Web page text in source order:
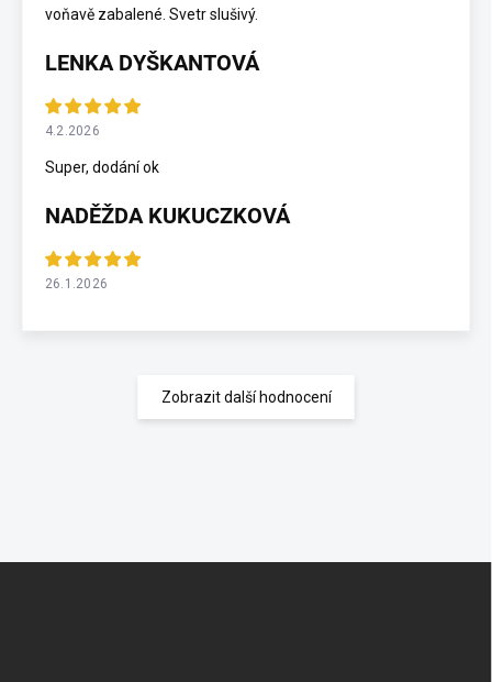
voňavě zabalené. Svetr slušivý.
LENKA DYŠKANTOVÁ
4.2.2026
Super, dodání ok
NADĚŽDA KUKUCZKOVÁ
26.1.2026
Zobrazit další hodnocení